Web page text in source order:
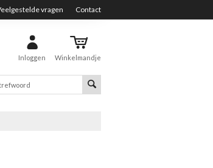
vragen Contact
Inloggen Winkelmandje